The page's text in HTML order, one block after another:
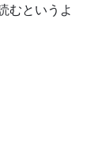
むというよ